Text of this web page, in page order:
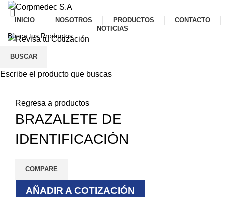
INICIO NOSOTROS PRODUCTOS
CONTACTO
NOTICIAS
Regresa a productos
BRAZALETE DE
IDENTIFICACIÓN
COMPARE
AÑADIR A COTIZACIÓN
BUSCAR
Escribe el producto que buscas